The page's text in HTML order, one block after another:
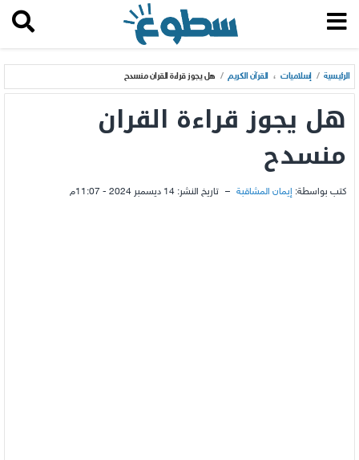
الرئيسية / إسلاميات ، القرآن الكريم / هل يجوز قراءة القران منسدح
هل يجوز قراءة القران
منسدح
كتب بواسطة: إيمان المشاقبة – تاريخ النشر: 14 ديسمبر 2024 - 11:07م